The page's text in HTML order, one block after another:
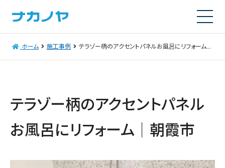
ホーム 施工事例 テラゾー柄のアクセントパネルお風呂にリフォーム｜朝霞市
テラゾー柄のアクセントパネル
お風呂にリフォーム｜朝霞市